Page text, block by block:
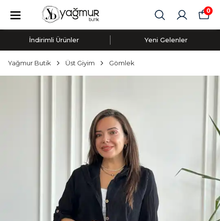
0
İndirimli Ürünler Yeni Gelenler
Yağmur Butik Üst Giyim Gömlek